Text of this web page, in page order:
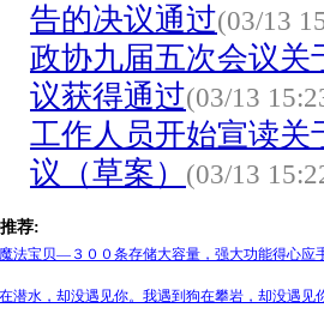
告的决议通过(03/13
政协九届五次会议关
议获得通过(03/13
工作人员开始宣读关
议（草案）
(03/13
荐:
法宝贝—３００条存储大容量，强大功能得心应
潜水，却没遇见你。我遇到狗在攀岩，却没遇